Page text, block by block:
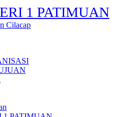
1 PATIMUAN
Cilacap